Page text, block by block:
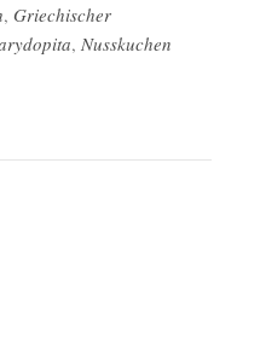
, Griechischer
, Nusskuchen